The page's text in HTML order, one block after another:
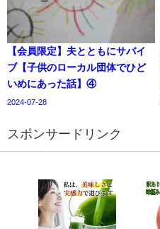
【会員限定】夫とともにサバイ
ブ【子供のローカル団体でひど
いめにあった話】④
2024-07-28
スポンサードリンク